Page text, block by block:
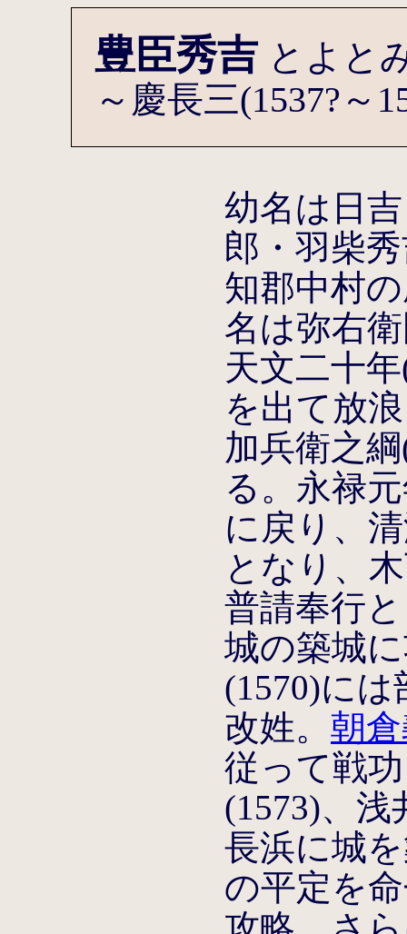
豊臣秀吉 とよと
～慶長三(1537?～
幼名は日
郎・羽柴
知郡中村
名は弥右
天文二十
を出て放
加兵衛之
る。永禄
に戻り、
となり、
普請奉行
城の築城
(1570)に
改姓。朝
従って戦
(1573)、
長浜に城
の平定を